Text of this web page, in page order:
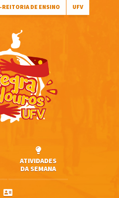
REITORIA DE ENSINO UFV
ATIVIDADES
DA SEMANA